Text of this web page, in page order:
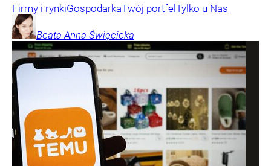
Firmy i rynkiGospodarkaTwój portfel Tylko u Nas
Beata Anna Święcicka